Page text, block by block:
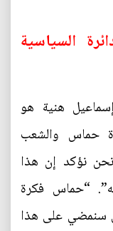
السياسية
إسماعيل هنية هو
حماس والشعب
نؤكد إن هذا
“حماس فكرة
على هذا